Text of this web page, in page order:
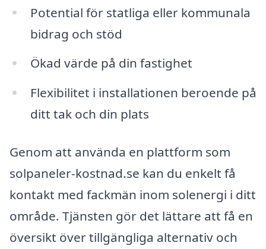
Potential för statliga eller kommunala
bidrag och stöd
Ökad värde på din fastighet
Flexibilitet i installationen beroende på
ditt tak och din plats
Genom att använda en plattform som
solpaneler-kostnad.se kan du enkelt få
kontakt med fackmän inom solenergi i ditt
område. Tjänsten gör det lättare att få en
översikt över tillgängliga alternativ och